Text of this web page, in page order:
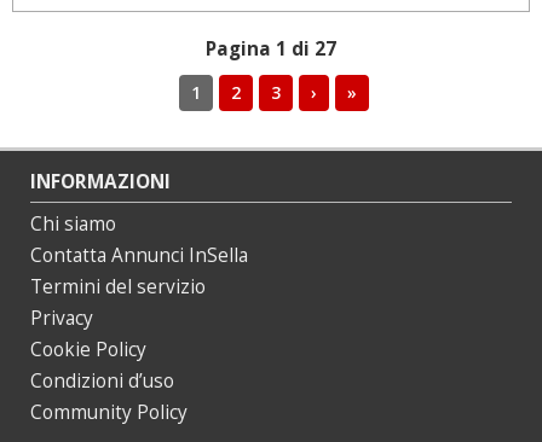
Pagina 1 di 27
1 2 3 › »
INFORMAZIONI
Chi siamo
Contatta Annunci InSella
Termini del servizio
Privacy
Cookie Policy
Condizioni d’uso
Community Policy